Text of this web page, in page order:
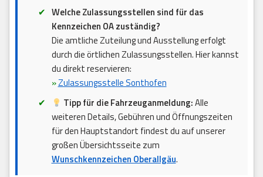
Welche Zulassungsstellen sind für das
Kennzeichen OA zuständig?
Die amtliche Zuteilung und Ausstellung erfolgt
durch die örtlichen Zulassungsstellen. Hier kannst
du direkt reservieren:
»Zulassungsstelle Sonthofen
Tipp für die Fahrzeuganmeldung:Alle
weiteren Details, Gebühren und Öffnungszeiten
für den Hauptstandort findest du auf unserer
großen Übersichtsseite zum
Wunschkennzeichen Oberallgäu.